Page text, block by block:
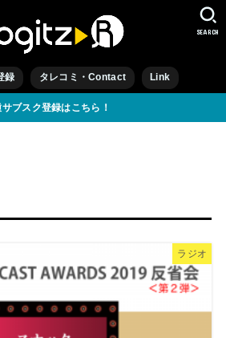
録 タレコミ・Contact Link
SEARCH
ブスク登録はこちら！
ラジオ